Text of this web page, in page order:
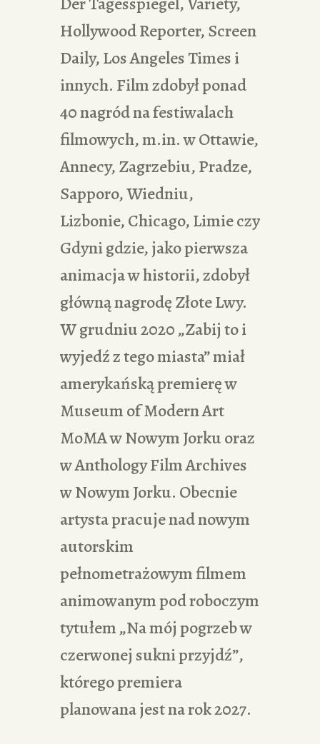
Hollywood Reporter, Screen
Daily, Los Angeles Times i
innych. Film zdobył ponad
40 nagród na festiwalach
filmowych, m.in. w Ottawie,
Annecy, Zagrzebiu, Pradze,
Sapporo, Wiedniu,
Lizbonie, Chicago, Limie czy
Gdyni gdzie, jako pierwsza
animacja w historii, zdobył
główną nagrodę Złote Lwy.
W grudniu 2020 „Zabij to i
wyjedź z tego miasta” miał
amerykańską premierę w
Museum of Modern Art
MoMA w Nowym Jorku oraz
w Anthology Film Archives
w Nowym Jorku. Obecnie
artysta pracuje nad nowym
autorskim
pełnometrażowym filmem
animowanym pod roboczym
tytułem „Na mój pogrzeb w
czerwonej sukni przyjdź”,
którego premiera
planowana jest na rok 2027.